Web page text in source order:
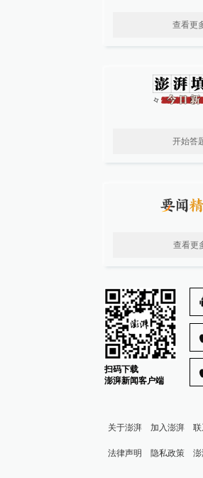
查看更
开始答
查看更
扫码下载
澎湃新闻客户端
关于澎湃 加入澎湃 联
法律声明 隐私政策